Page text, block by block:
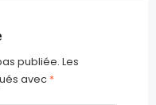
publiée. Les
avec *